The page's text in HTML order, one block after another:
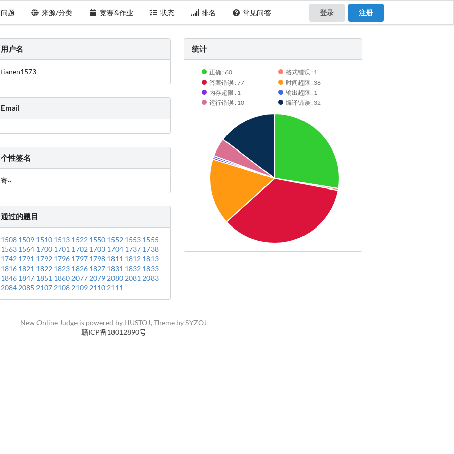
问题 来源/分类 竞赛&作业 状态 排名 常见问答 登录 注册
用户名
tianen1573
Email
个性签名
寄~
通过的题目
1508 1509 1510 1513 1522 1550 1552 1553 1555
1563 1564 1700 1701 1702 1703 1704 1737 1738
1742 1791 1792 1796 1797 1798 1811 1812 1813
1816 1821 1822 1823 1826 1827 1831 1832 1833
1846 1847 1851 186020772079208020812083
2084208521072108210921102111
统计
正确 : 60
格式错误 : 1
答案错误 : 77
时间超限 : 36
内存超限 : 1
输出超限 : 1
运行错误 : 10
编译错误 : 32
New Online Judge is powered by HUSTOJ, Theme bySYZOJ
赣ICP备18012890号